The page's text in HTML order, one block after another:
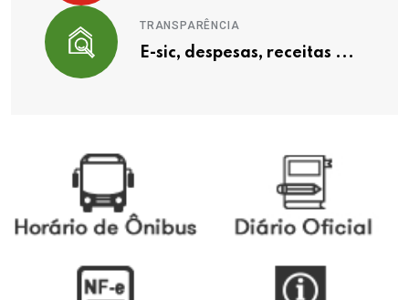
TRANSPARÊNCIA
E-sic, despesas, receitas ...